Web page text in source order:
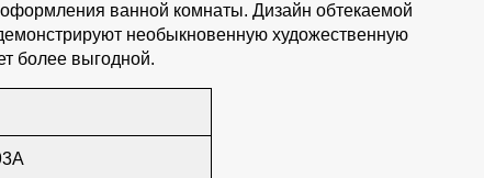
ванной комнаты. Дизайн обтекаемой
необыкновенную художественную
более выгодной.